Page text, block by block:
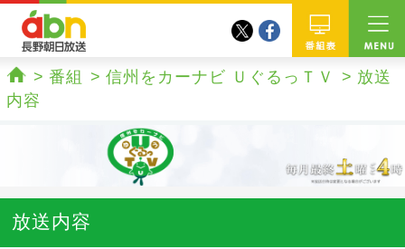
番組
twitterfacebook
ホーム
番組 信州をカーナビ ＵぐるっＴＶ
放送
内容
放送内容